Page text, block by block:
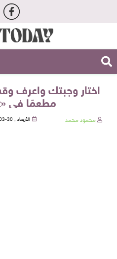
مطعمًا في «Talabat»
محمود محمد الأربعاء , 30-03-2022